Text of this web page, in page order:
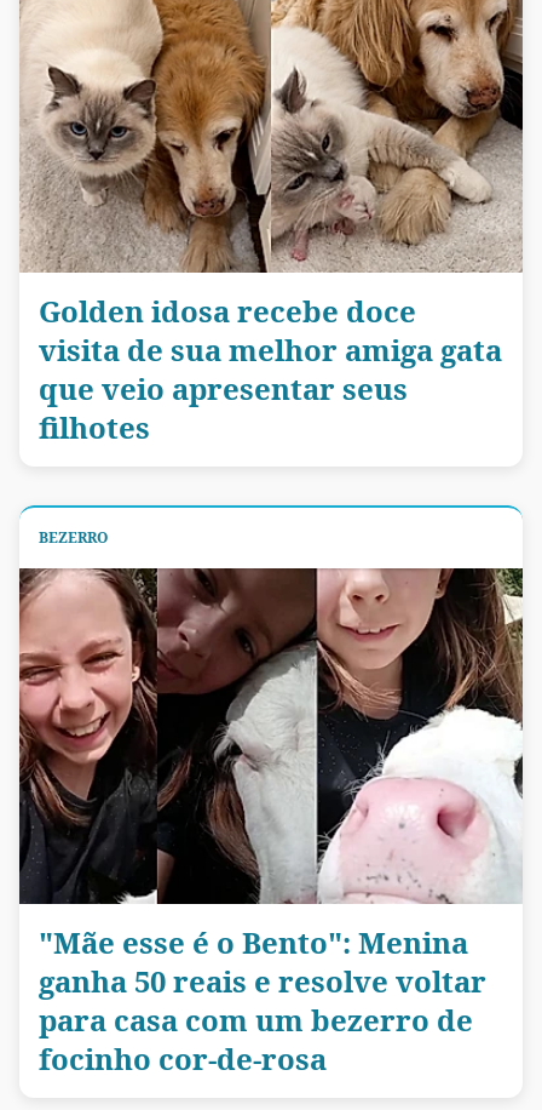
Golden idosa recebe doce
visita de sua melhor amiga gata
que veio apresentar seus
filhotes
BEZERRO
"Mãe esse é o Bento": Menina
ganha 50 reais e resolve voltar
para casa com um bezerro de
focinho cor-de-rosa